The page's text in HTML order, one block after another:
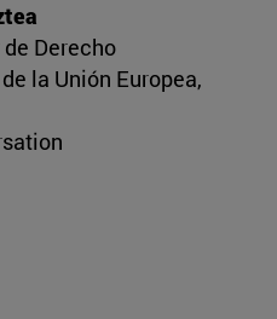
Derecho
la Unión Europea,